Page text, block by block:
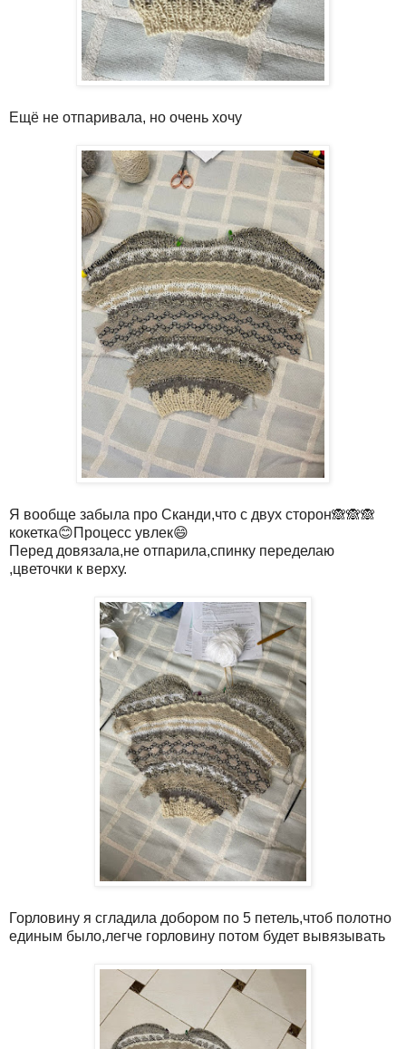
Ещё не отпаривала, но очень хочу
Я вообще забыла про Сканди,что с двух сторон🙈🙈🙈
кокетка😊Процесс увлек😄
Перед довязала,не отпарила,спинку переделаю
,цветочки к верху.
Горловину я сгладила добором по 5 петель,чтоб полотно
единым было,легче горловину потом будет вывязывать